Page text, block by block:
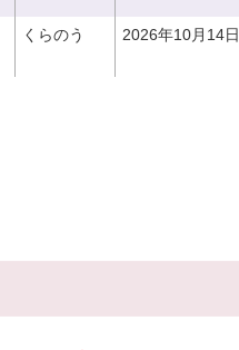
くらのう 2026年10月14日